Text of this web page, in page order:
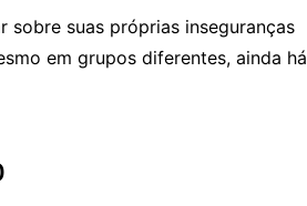
sobre suas próprias inseguranças
em grupos diferentes, ainda há